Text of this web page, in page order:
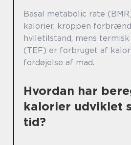
Basal metabolic rate
kalorier, kroppen
hviletilstand, mens
(TEF) er forbruget af
fordøjelse af mad.
Hvordan har
kalorier udviklet
tid?